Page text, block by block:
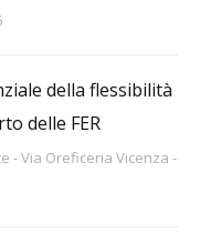
della flessibilità
delle FER
- Via Oreficeria Vicenza -